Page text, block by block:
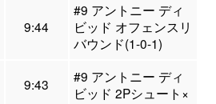
9:44
#9 アントニー ディ
ビッド オフェンスリ
バウンド(1-0-1)
9:43
#9 アントニー ディ
ビッド 2Pシュート×